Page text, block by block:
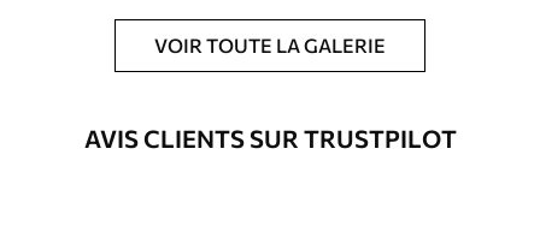
Possibilité d'ajouter un vernis
protecteur pour renforcer la durabilité
du tableau.
Matériaux disponibles
VOIR TOUTE LA GALERIE
AVIS CLIENTS SUR TRUSTPILOT